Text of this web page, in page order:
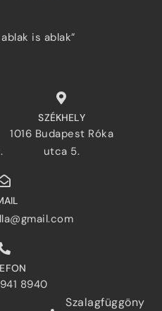
is ablak”
SZÉKHELY
1016 Budapest Róka
utca 5.
8940
Szalagfüggöny